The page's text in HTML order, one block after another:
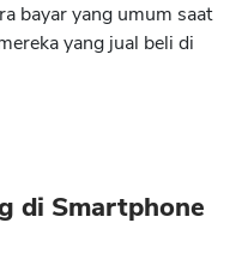
bayar yang umum saat
yang jual beli di
di Smartphone